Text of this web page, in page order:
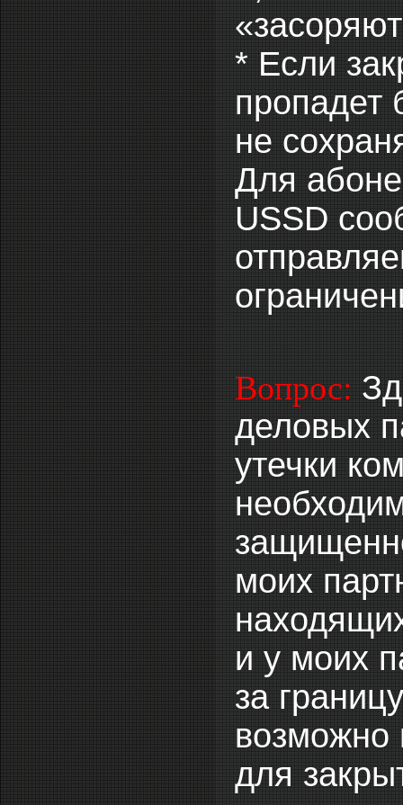
* Если
пропадет
не
Для
USSD
Вопрос:
деловых
утечки
моих
и у моих
за
возможно
для